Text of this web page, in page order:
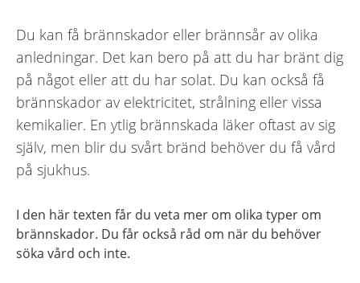
Du kan få brännskador eller brännsår av olika
anledningar. Det kan bero på att du har bränt dig
på något eller att du har solat. Du kan också få
brännskador av elektricitet, strålning eller vissa
kemikalier. En ytlig brännskada läker oftast av sig
själv, men blir du svårt bränd behöver du få vård
på sjukhus.
I den här texten får du veta mer om olika typer om
brännskador. Du får också råd om när du behöver
söka vård och inte.